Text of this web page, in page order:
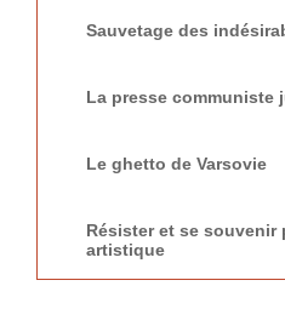
Sauvetage des
La presse communiste
Le ghetto de Varsovie
Résister et se souvenir
artistique